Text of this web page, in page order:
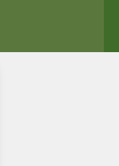
Vikings trainiert